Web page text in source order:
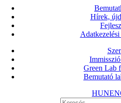
Hírek,
Green Lab
Bemutató
HUN